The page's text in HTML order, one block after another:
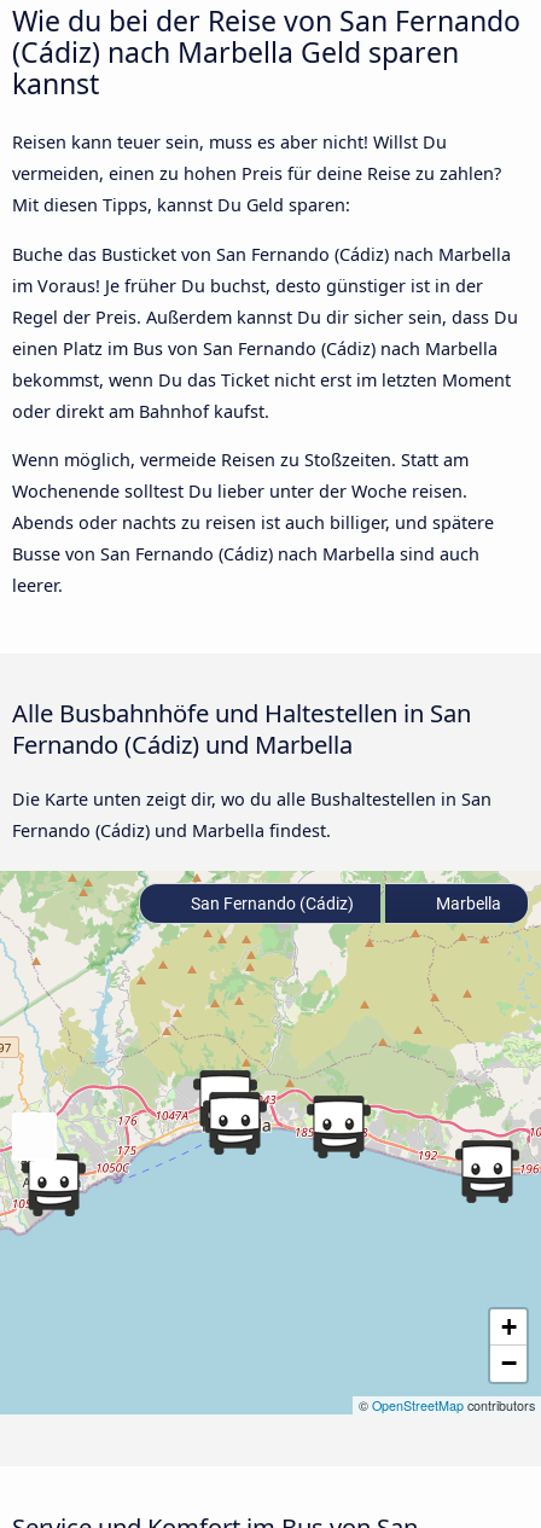
Wie du bei der Reise von San Fernando
(Cádiz) nach Marbella Geld sparen
kannst
Reisen kann teuer sein, muss es aber nicht! Willst Du
vermeiden, einen zu hohen Preis für deine Reise zu zahlen?
Mit diesen Tipps, kannst Du Geld sparen:
Buche das Busticket von San Fernando (Cádiz) nach Marbella
im Voraus! Je früher Du buchst, desto günstiger ist in der
Regel der Preis. Außerdem kannst Du dir sicher sein, dass Du
einen Platz im Bus von San Fernando (Cádiz) nach Marbella
bekommst, wenn Du das Ticket nicht erst im letzten Moment
oder direkt am Bahnhof kaufst.
Wenn möglich, vermeide Reisen zu Stoßzeiten. Statt am
Wochenende solltest Du lieber unter der Woche reisen.
Abends oder nachts zu reisen ist auch billiger, und spätere
Busse von San Fernando (Cádiz) nach Marbella sind auch
leerer.
Alle Busbahnhöfe und Haltestellen in San
Fernando (Cádiz) und Marbella
Die Karte unten zeigt dir, wo du alle Bushaltestellen in San
Fernando (Cádiz) und Marbella findest.
+
−
© OpenStreetMap contributors
San Fernando (Cádiz) Marbella